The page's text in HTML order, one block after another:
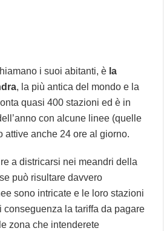
i suoi abitanti, è la
, la più antica del mondo e la
quasi 400 stazioni ed è in
con alcune linee (quelle
attive anche 24 ore al giorno.
a districarsi nei meandri della
può risultare davvero
sono intricate e le loro stazioni
conseguenza la tariffa da pagare
zona che intenderete